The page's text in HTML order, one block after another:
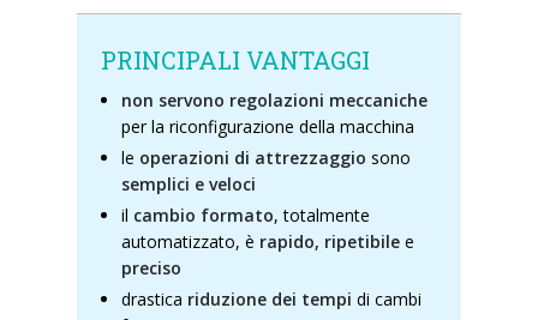
PRINCIPALI VANTAGGI
non servono regolazioni meccaniche
per la riconfigurazione della macchina
le operazioni di attrezzaggio sono
semplici e veloci
il cambio formato, totalmente
automatizzato, è rapido, ripetibile e
preciso
drastica riduzione dei tempi di cambi